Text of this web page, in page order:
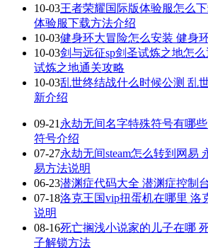
10-03王者荣耀国际版体验服怎么
体验服下载方法介绍
10-03健身环大冒险怎么安装 健身
10-03剑与远征sp剑圣试炼之地怎
试炼之地通关攻略
10-03乱世终结战什么时候公测 乱
新介绍
09-21 永劫无间名字特殊符号有哪
符号介绍
07-27永劫无间steam怎么转到网易
易方法说明
06-23潜渊症代码大全 潜渊症控制
07-18洛克王国vip扭蛋机在哪里 洛
说明
08-16死亡搁浅小说家的儿子在哪
子解锁方法